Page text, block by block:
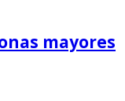
mayores